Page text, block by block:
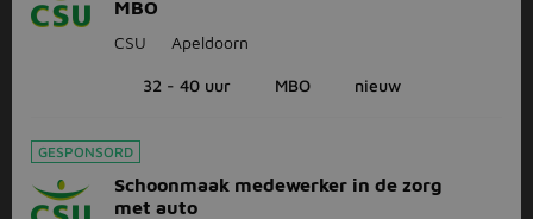
MBO
CSU Apeldoorn
32 - 40 uur MBO nieuw
GESPONSORD
Schoonmaak medewerker in de zorg
met auto